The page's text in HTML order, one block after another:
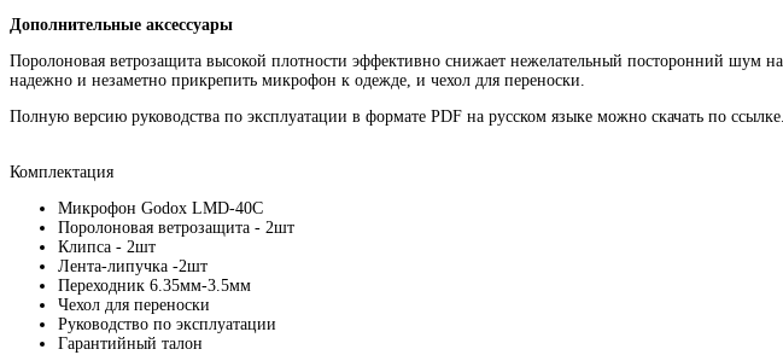
Дополнительные аксессуары
Поролоновая ветрозащита высокой плотности эффективно снижает нежелательный посторонний шум
надежно и незаметно прикрепить микрофон к одежде, и чехол для переноски.
Полную версию руководства по эксплуатации в формате PDF на русском языке можно скачать по ссылке.
Комплектация
Микрофон Godox LMD-40C
Поролоновая ветрозащита - 2шт
Клипса - 2шт
Лента-липучка -2шт
Переходник 6.35мм-3.5мм
Чехол для переноски
Руководство по эксплуатации
Гарантийный талон